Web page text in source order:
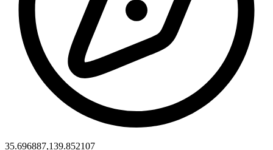
35.696887,139.852107